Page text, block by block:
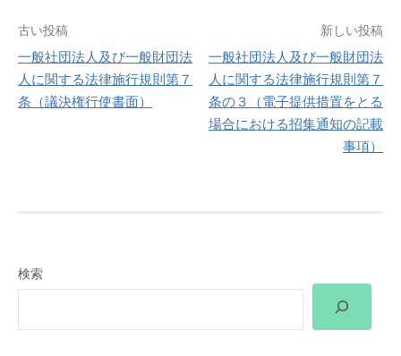
投
稿
ナ
シ
ン
古い投稿
一般社団法人及び一般財団法
人に関する法律施行規則第７
条（議決権行使書面）
新しい投稿
一般社団法人及び一般財団法
人に関する法律施行規則第７
条の３（電子提供措置をとる
場合における招集通知の記載
事項）
検索